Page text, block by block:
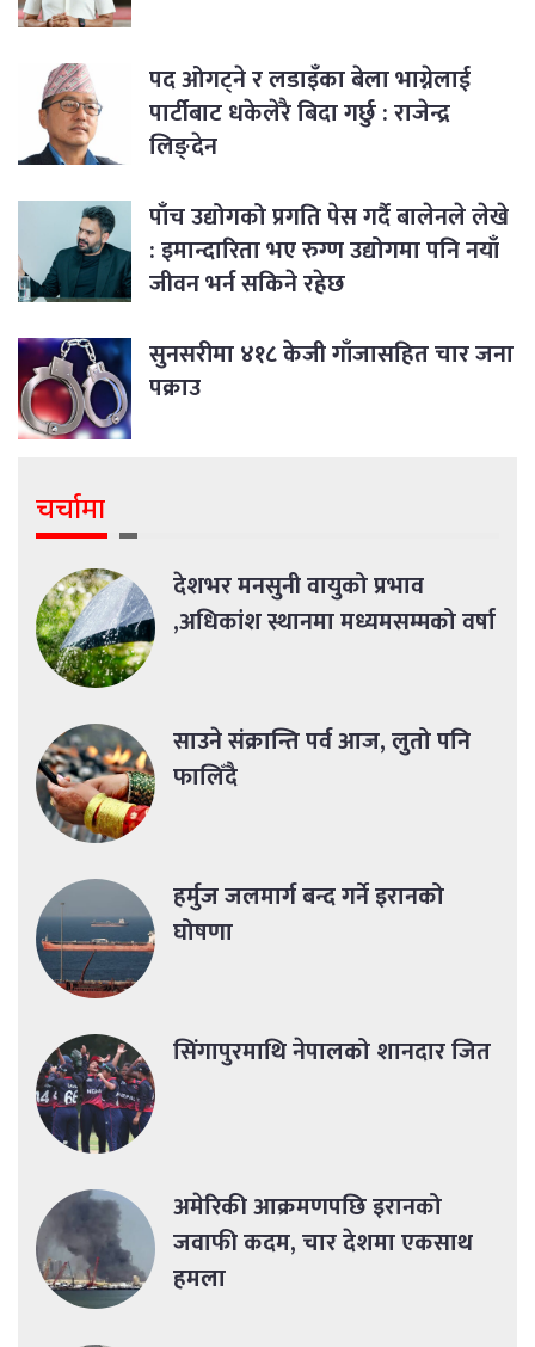
पद ओगट्ने र लडाइँका बेला भाग्नेलाई
पार्टीबाट धकेलेरै बिदा गर्छु : राजेन्द्र
लिङ्देन
पाँच उद्योगको प्रगति पेस गर्दै बालेनले लेखे
: इमान्दारिता भए रुग्ण उद्योगमा पनि नयाँ
जीवन भर्न सकिने रहेछ
सुनसरीमा ४१८ केजी गाँजासहित चार जना
पक्राउ
चर्चामा
देशभर मनसुनी वायुको प्रभाव
,अधिकांश स्थानमा मध्यमसम्मको वर्षा
साउने संक्रान्ति पर्व आज, लुतो पनि
फालिँदै
हर्मुज जलमार्ग बन्द गर्ने इरानको
घोषणा
सिंगापुरमाथि नेपालको शानदार जित
अमेरिकी आक्रमणपछि इरानको
जवाफी कदम, चार देशमा एकसाथ
हमला